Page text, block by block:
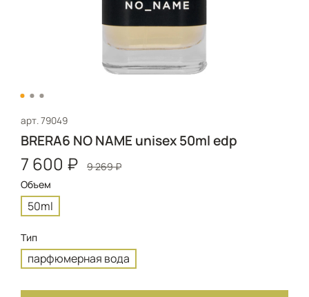
арт.79049
BRERA6 NO NAME unisex 50ml edp
7 600 ₽
9 269 ₽
Объем
50ml
Тип
парфюмерная вода